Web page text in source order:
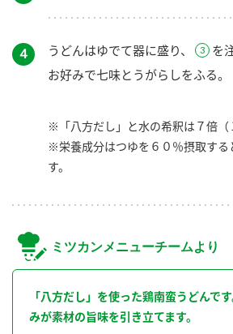
４ うどんはゆでて器に盛り、
を
お好みで七味とうがらしをふる。
※「八方だし」と水の希釈は７倍（
※栄養成分はつゆを６０％摂取する
す。
ミツカンメニューチームより
「八方だし」を使った鶏南蛮うどんで
みが素材の旨味を引き立てます。